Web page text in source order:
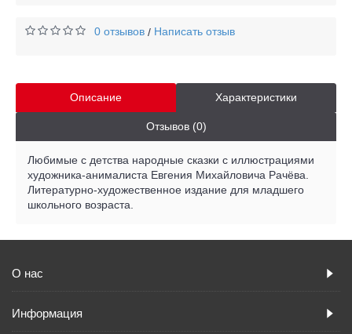
0 отзывов / Написать отзыв
Описание Характеристики
Отзывов (0)
Любимые с детства народные сказки с иллюстрациями
художника-анималиста Евгения Михайловича Рачёва.
Литературно-художественное издание для младшего
школьного возраста.
О нас
Информация